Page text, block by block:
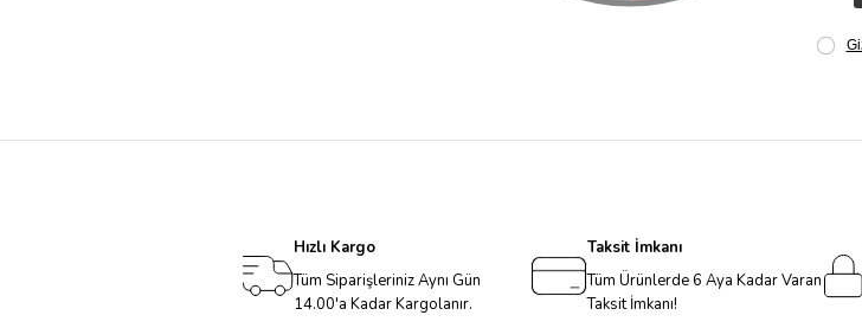
Hızlı Kargo
Tüm Siparişleriniz Aynı Gün
14.00'a Kadar Kargolanır.
Taksit İmkanı
Tüm Ürünlerde 6 Aya Kadar Varan
Taksit İmkanı!